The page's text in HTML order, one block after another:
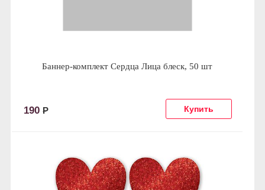
Баннер-комплект Сердца Лица блеск, 50 шт
190 Р